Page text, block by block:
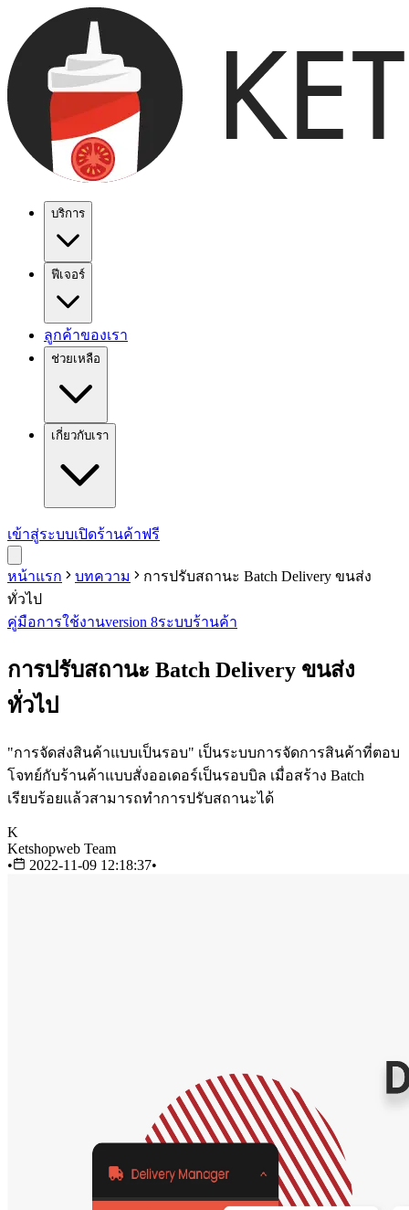
บริการ
ฟีเจอร์
ลูกค้าของเรา
ช่วยเหลือ
เกี่ยวกับเรา
เข้าสู่ระบบเปิดร้านค้าฟรี
หน้าแรก บทความ
การปรับสถานะ Batch Delivery ขนส่ง
ทั่วไป
คู่มือการใช้งานversion 8ระบบร้านค้า
การปรับสถานะ Batch Delivery ขนส่ง
ทั่วไป
"การจัดส่งสินค้าแบบเป็นรอบ" เป็นระบบการจัดการสินค้าที่ตอบ
โจทย์กับร้านค้าแบบสั่งออเดอร์เป็นรอบบิล เมื่อสร้าง Batch
เรียบร้อยแล้วสามารถทำการปรับสถานะได้
K
Ketshopweb Team
•
2022-11-09 12:18:37•